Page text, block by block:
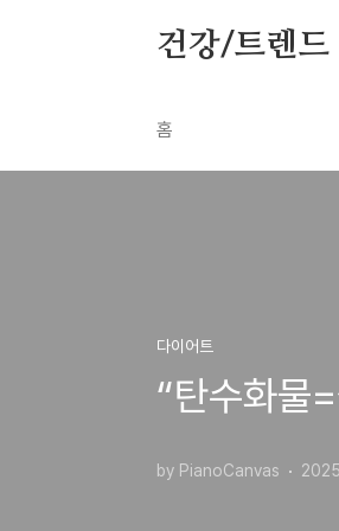
건강/트렌드
홈
다이어트
“탄수화물
by PianoCanvas